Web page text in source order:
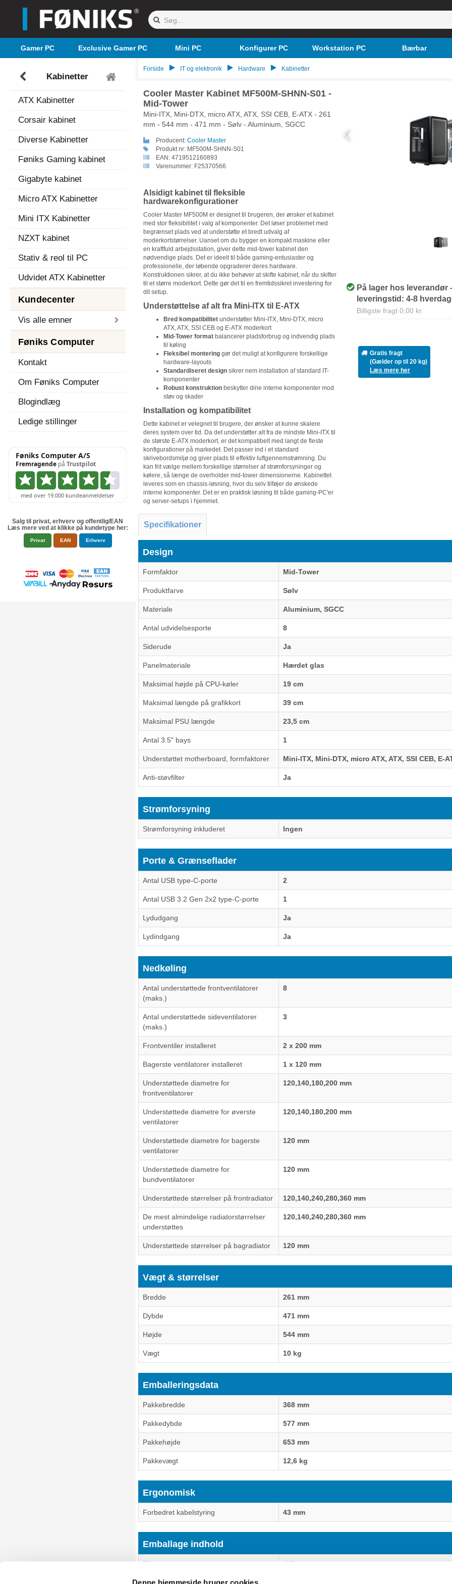
Denne hjemmeside bruger cookies
Gamer PC Exclusive Gamer PC Mini PC Konfigurer PC Workstation PC Bærbar
Kabinetter
ATX Kabinetter
Corsair kabinet
Diverse Kabinetter
Føniks Gaming kabinet
Gigabyte kabinet
Micro ATX Kabinetter
Mini ITX Kabinetter
NZXT kabinet
Stativ & reol til PC
Udvidet ATX Kabinetter
Kundecenter
Vis alle emner
Føniks Computer
Kontakt
Om Føniks Computer
Blogindlæg
Ledige stillinger
Salg til privat, erhverv og offentlig/EAN
Læs mere ved at klikke på kundetype her:
Privat EAN Erhverv
Forside IT og elektronik Hardware Kabinetter
Cooler Master Kabinet MF500M-SHNN-S01 -
Mid-Tower
Mini-ITX, Mini-DTX, micro ATX, ATX, SSI CEB, E-ATX - 261
mm - 544 mm - 471 mm - Sølv - Aluminium, SGCC
Producent: Cooler Master
Produkt nr: MF500M-SHNN-S01
EAN: 4719512160893
Varenummer: F25370566
Alsidigt kabinet til fleksible
hardwarekonfigurationer
Cooler Master MF500M er designet til brugeren, der ønsker et kabinet
med stor fleksibilitet i valg af komponenter. Det løser problemet med
begrænset plads ved at understøtte et bredt udvalg af
moderkortstørrelser. Uanset om du bygger en kompakt maskine eller
en kraftfuld arbejdsstation, giver dette mid-tower kabinet den
nødvendige plads. Det er ideelt til både gaming-entusiaster og
professionelle, der løbende opgraderer deres hardware.
Konstruktionen sikrer, at du ikke behøver at skifte kabinet, når du skifter
til et større moderkort. Dette gør det til en fremtidssikret investering for
dit setup.
Understøttelse af alt fra Mini-ITX til E-ATX
Bred kompatibilitetunderstøtter Mini-ITX, Mini-DTX, micro
ATX, ATX, SSI CEB og E-ATX moderkort
Mid-Tower formatbalancerer pladsforbrug og indvendig plads
til køling
Fleksibel monteringgør det muligt at konfigurere forskellige
hardware-layouts
Standardiseret designsikrer nem installation af standard IT-
komponenter
Robust konstruktionbeskytter dine interne komponenter mod
støv og skader
Installation og kompatibilitet
Dette kabinet er velegnet til brugere, der ønsker at kunne skalere
deres system over tid. Da det understøtter alt fra de mindste Mini-ITX til
de største E-ATX moderkort, er det kompatibelt med langt de fleste
konfigurationer på markedet. Det passer ind i et standard
skrivebordsmiljø og giver plads til effektiv luftgennemstrømning. Du
kan frit vælge mellem forskellige størrelser af strømforsyninger og
kølere, så længe de overholder mid-tower dimensionerne. Kabinettet
leveres som en chassis-løsning, hvor du selv tilføjer de ønskede
interne komponenter. Det er en praktisk løsning til både gaming-PC'er
og server-setups i hjemmet.
På lager hos leverandør
leveringstid: 4-8
Billigste fragt 0,00 kr.
Gratis fragt
(Gælder op til 20 kg)
Læs mere her
Specifikationer
Design
Formfaktor Mid-Tower
Produktfarve Sølv
Materiale Aluminium, SGCC
Antal udvidelsesporte 8
Siderude Ja
Panelmateriale Hærdet glas
Maksimal højde på CPU-køler 19 cm
Maksimal længde på grafikkort 39 cm
Maksimal PSU længde 23,5 cm
Antal 3.5" bays 1
Understøttet motherboard, formfaktorer Mini-ITX, Mini-DTX, micro ATX, ATX, SSI CEB, E-
Anti-støvfilter Ja
Strømforsyning
Strømforsyning inkluderet Ingen
Porte & Grænseflader
Antal USB type-C-porte 2
Antal USB 3.2 Gen 2x2 type-C-porte 1
Lydudgang Ja
Lydindgang Ja
Nedkøling
Antal understøttede frontventilatorer
(maks.)
8
Antal understøttede sideventilatorer
(maks.)
3
Frontventiler installeret 2 x 200 mm
Bagerste ventilatorer installeret 1 x 120 mm
Understøttede diametre for
frontventilatorer
120,140,180,200 mm
Understøttede diametre for øverste
ventilatorer
120,140,180,200 mm
Understøttede diametre for bagerste
ventilatorer
120 mm
Understøttede diametre for
bundventilatorer
120 mm
Understøttede størrelser på frontradiator 120,140,240,280,360 mm
De mest almindelige radiatorstørrelser
understøttes
120,140,240,280,360 mm
Understøttede størrelser på bagradiator 120 mm
Vægt & størrelser
Bredde 261 mm
Dybde 471 mm
Højde 544 mm
Vægt 10 kg
Emballeringsdata
Pakkebredde 368 mm
Pakkedybde 577 mm
Pakkehøjde 653 mm
Pakkevægt 12,6 kg
Ergonomisk
Forbedret kabelstyring 43 mm
Emballage indhold
Tilbehør inkluderet GPU support bracket